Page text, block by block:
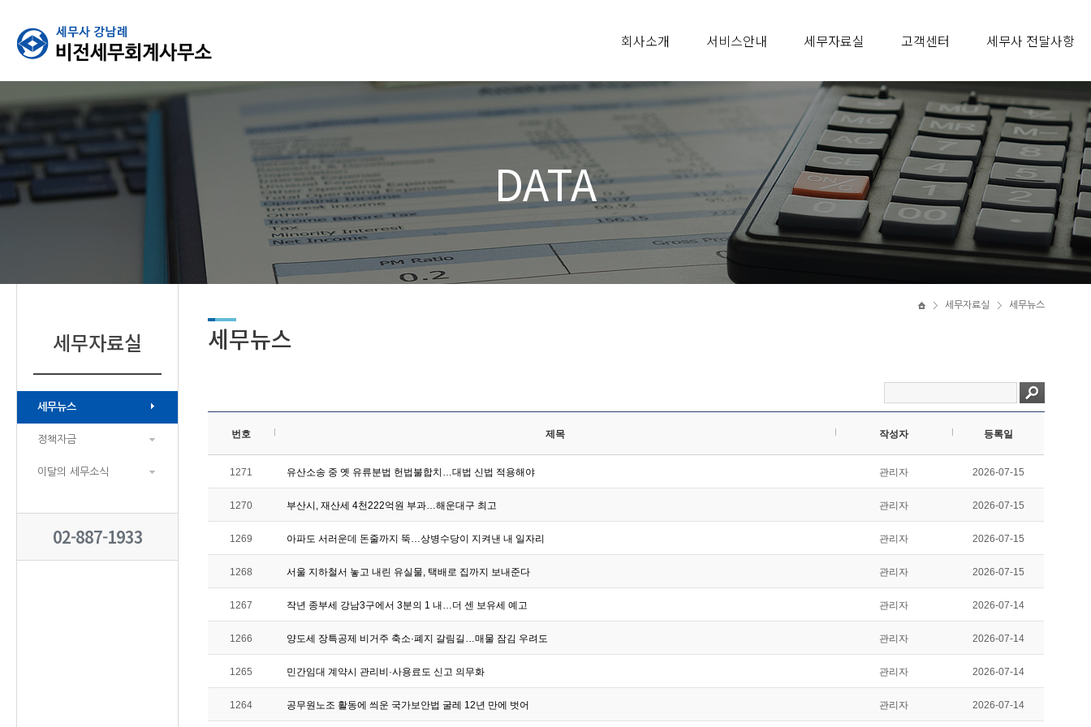
회사소개 서비스안내 세무자료실 고객센터 세무사 전달사항
DATA
세무자료실
세무뉴스
정책자금
이달의 세무소식
02-887-1933
세무자료실 세무뉴스
세무뉴스
번호 제목 작성자 등록일
1271 유산소송 중 옛 유류분법 헌법불합치…대법 신법 적용해야 관리자 2026-07-15
1270 부산시, 재산세 4천222억원 부과…해운대구 최고 관리자 2026-07-15
1269 아파도 서러운데 돈줄까지 뚝…상병수당이 지켜낸 내 일자리 관리자 2026-07-15
1268 서울 지하철서 놓고 내린 유실물, 택배로 집까지 보내준다 관리자 2026-07-15
1267 작년 종부세 강남3구에서 3분의 1 내…더 센 보유세 예고 관리자 2026-07-14
1266 양도세 장특공제 비거주 축소·폐지 갈림길…매물 잠김 우려도 관리자 2026-07-14
1265 민간임대 계약시 관리비·사용료도 신고 의무화 관리자 2026-07-14
1264 공무원노조 활동에 씌운 국가보안법 굴레 12년 만에 벗어 관리자 2026-07-14